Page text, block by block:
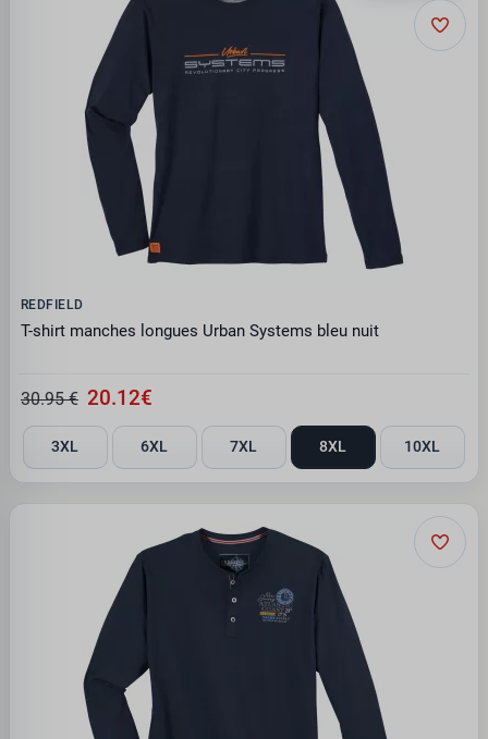
REDFIELD
T-shirt manches longues Urban Systems bleu nuit
30.95 € 20.12€
3XL 6XL 7XL 8XL 10XL